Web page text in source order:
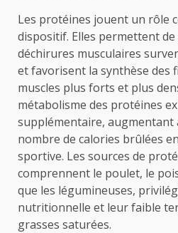
Les protéines jouent un rôle
dispositif. Elles permettent
déchirures musculaires
et favorisent la synthèse des
muscles plus forts et plus
métabolisme des protéines
supplémentaire, augmentant
nombre de calories brûlées
sportive. Les sources de
comprennent le poulet, le
que les légumineuses,
nutritionnelle et leur faible
grasses saturées.